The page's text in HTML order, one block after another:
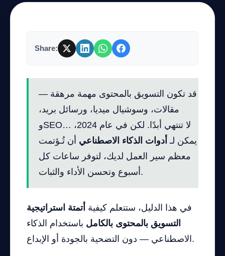
Share:
قد تكون التسويق بالمحتوى مهمة مرهقة —
مقالات، وسوشيال ميديا، ورسائل بريد،
وSEO… لا تنتهي أبدًا. لكن في عام 2024،
يمكن لـ أدوات الذكاء الاصطناعي أن تُـؤتمت
معظم سير العمل لديك، لتوفر ساعات كل
أسبوع وتحسن الأداء والثبات.
في هذا الدليل، ستتعلم كيفية أتمتة استراتيجية
التسويق بالمحتوى بالكامل باستخدام الذكاء
الاصطناعي — دون التضحية بالجودة أو الإبداع.